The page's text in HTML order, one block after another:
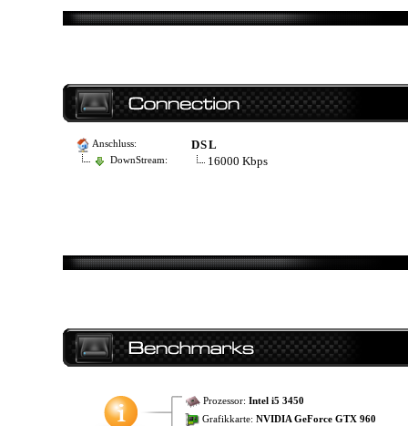
Anschluss: DSL
DownStream: 16000 Kbps
Prozessor: Intel i5 3450
Grafikkarte: NVIDIA GeForce GTX 960